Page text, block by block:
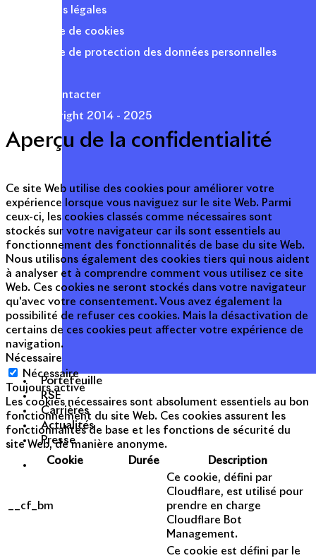
Portefeuille
RSE
Carrières
Actualités
Presse
Mentions légales
Politique de cookies
Politique de protection des données personnelles
Nous contacter
© Copyright 2014 - 2025
Aperçu de la confidentialité
Ce site Web utilise des cookies pour améliorer votre
expérience lorsque vous naviguez sur le site Web. Parmi
ceux-ci, les cookies classés comme nécessaires sont
stockés sur votre navigateur car ils sont essentiels au
fonctionnement des fonctionnalités de base du site Web.
Nous utilisons également des cookies tiers qui nous aident
à analyser et à comprendre comment vous utilisez ce site
Web. Ces cookies ne seront stockés dans votre navigateur
qu'avec votre consentement. Vous avez également la
possibilité de refuser ces cookies. Mais la désactivation de
certains de ces cookies peut affecter votre expérience de
navigation.
Nécessaire
Nécessaire
Toujours activé
Les cookies nécessaires sont absolument essentiels au bon
fonctionnement du site Web. Ces cookies assurent les
fonctionnalités de base et les fonctions de sécurité du
site Web, de manière anonyme.
Cookie
Durée Description
__cf_bm
Ce cookie, défini par
Cloudflare, est utilisé pour
prendre en charge
Cloudflare Bot
Management.
Ce cookie est défini par le